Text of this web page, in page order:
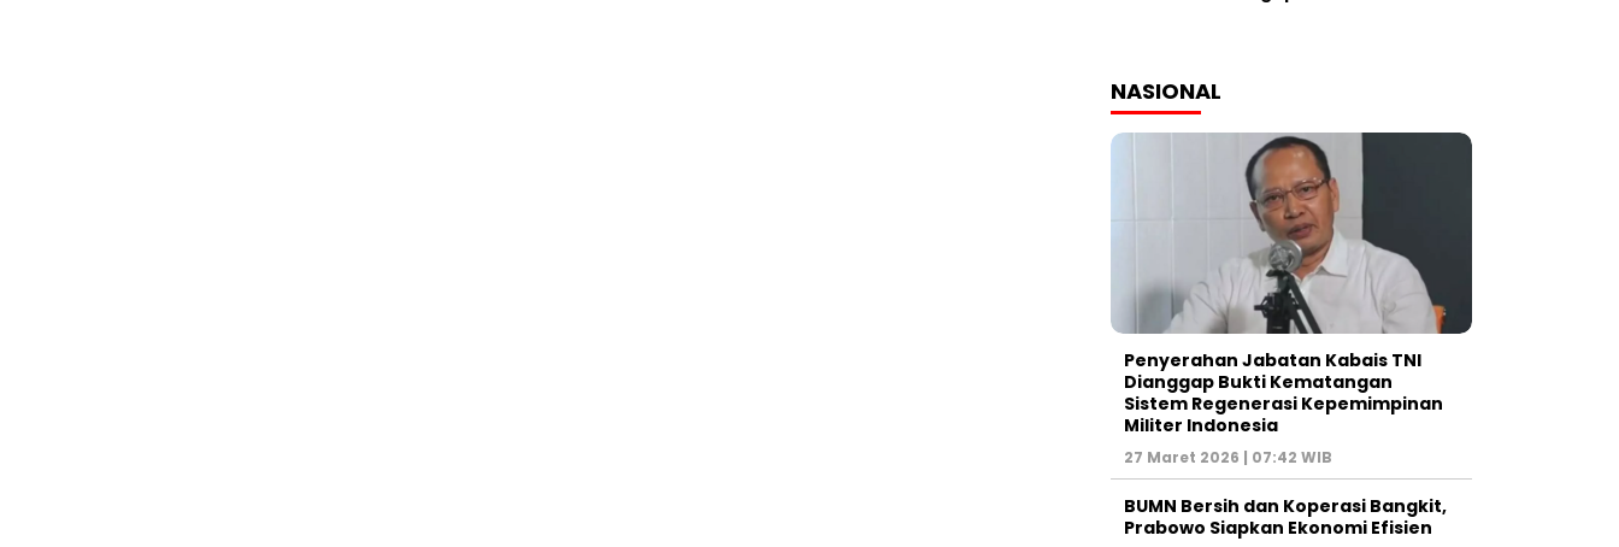
NASIONAL
Penyerahan Jabatan Kabais TNI
Dianggap Bukti Kematangan
Sistem Regenerasi Kepemimpinan
Militer Indonesia
27 Maret 2026 | 07:42 WIB
BUMN Bersih dan Koperasi Bangkit,
Prabowo Siapkan Ekonomi Efisien